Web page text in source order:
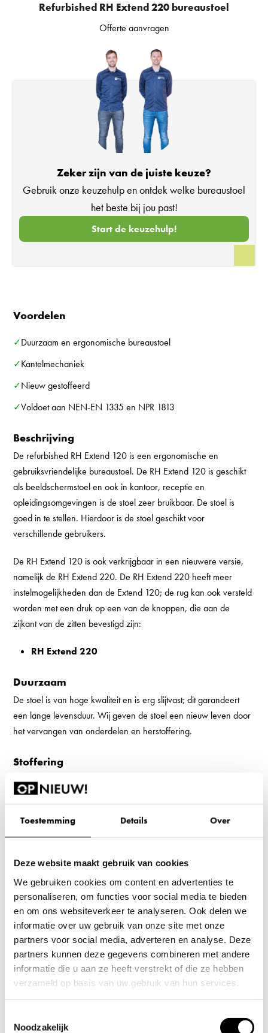
Toestemming Details Over
Deze website maakt gebruik van cookies
We gebruiken cookies om content en advertenties te
personaliseren, om functies voor social media te bieden
en om ons websiteverkeer te analyseren. Ook delen we
informatie over uw gebruik van onze site met onze
partners voor social media, adverteren en analyse. Deze
partners kunnen deze gegevens combineren met andere
informatie die u aan ze heeft verstrekt of die ze hebben
verzameld op basis van uw gebruik van hun services.
Door op ‘Alles toestaan’ te klikken, ga je akkoord met het
Noodzakelijk
Refurbished RH Extend 220 bureaustoel
Offerte aanvragen
Zeker zijn van de juiste keuze?
Gebruik onze keuzehulp en ontdek welke bureaustoel
het beste bij jou past!
Start de keuzehulp!
Voordelen
✓Duurzaam en ergonomische bureaustoel
✓Kantelmechaniek
✓Nieuw gestoffeerd
✓Voldoet aan NEN-EN 1335 en NPR 1813
Beschrijving
De refurbished RH Extend 120 is een ergonomische en
gebruiksvriendelijke bureaustoel. De RH Extend 120 is geschikt
als beeldschermstoel en ook in kantoor, receptie en
opleidingsomgevingen is de stoel zeer bruikbaar. De stoel is
goed in te stellen. Hierdoor is de stoel geschikt voor
verschillende gebruikers.
De RH Extend 120 is ook verkrijgbaar in een nieuwere versie,
namelijk de RH Extend 220. De RH Extend 220 heeft meer
instelmogelijkheden dan de Extend 120; de rug kan ook versteld
worden met een druk op een van de knoppen, die aan de
zijkant van de zitten bevestigd zijn:
RH Extend 220
Duurzaam
De stoel is van hoge kwaliteit en is erg slijtvast; dit garandeert
een lange levensduur. Wij geven de stoel een nieuw leven door
het vervangen van onderdelen en herstoffering.
Stoffering
De stoel is verkrijgbaar met zwart gereinigde kussens of met
nieuw zwart gestoffeerde kussens met onze OPNIEUW! stof.
naar keuze. Voor een overzicht van alle kleuren en
eigenschappen kun je gebruik maken van onzestoffenkaart.
Voor specifieke wensen en/of meer informatie over deze stoel
kun je vrijblijvend met ons bellen via 088 240 00 72. Je kunt
tevens een offerte aanvragen of een contactformulierinvullen
met jouw wensen en vragen.
Productconditie